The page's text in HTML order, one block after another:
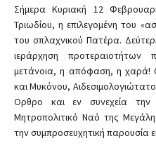
Σήμερα Κυριακή 12
Τριωδίου, η επιλεγομένη του
του σπλαχνικού Πατέρα.
ιεράρχηση προτεραιοτήτων
μετάνοια, η απόφαση, η χαρά!
και Μυκόνου,
Ορθρο και εν συνεχεία την
Μητροπολιτικό Ναό της
την συμπροσευχητική παρουσία